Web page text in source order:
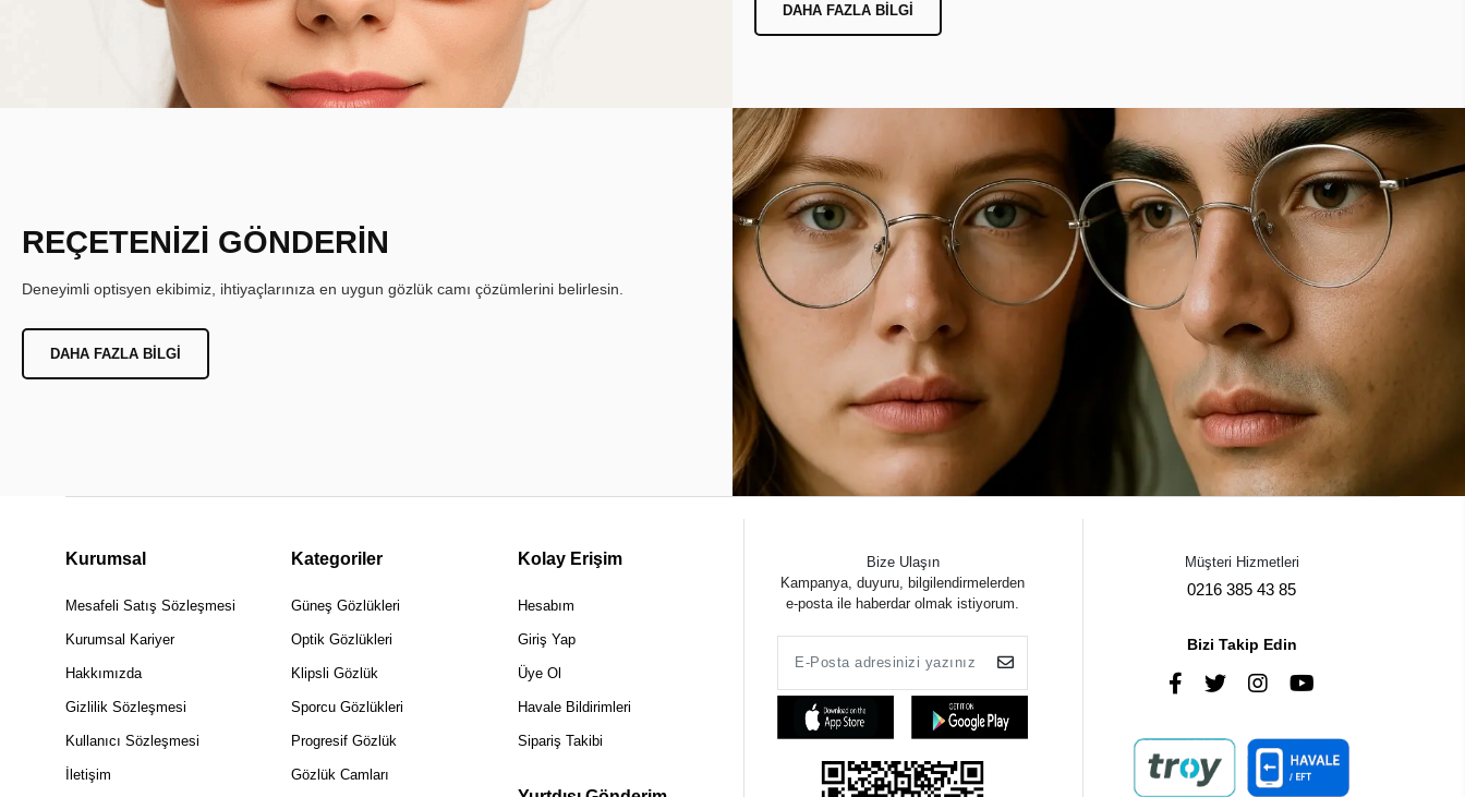
DAHA FAZLA BILGI
REÇETENİZİ GÖNDERİN
Deneyimli optisyen ekibimiz, ihtiyaçlarınıza en uygun gözlük camı çözümlerini belirlesin.
DAHA FAZLA BILGI
Kurumsal
Mesafeli Satış Sözleşmesi
Kurumsal Kariyer
Hakkımızda
Gizlilik Sözleşmesi
Kullanıcı Sözleşmesi
İletişim
Kategoriler
Güneş Gözlükleri
Optik Gözlükleri
Klipsli Gözlük
Sporcu Gözlükleri
Progresif Gözlük
Gözlük Camları
Kolay Erişim
Hesabım
Giriş Yap
Üye Ol
Havale Bildirimleri
Sipariş Takibi
Bize Ulaşın
Kampanya, duyuru, bilgilendirmelerden
e-posta ile haberdar olmak istiyorum.
Müşteri Hizmetleri
0216 385 43 85
Bizi Takip Edin